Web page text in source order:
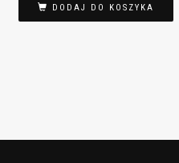
DODAJ DO KOSZYKA